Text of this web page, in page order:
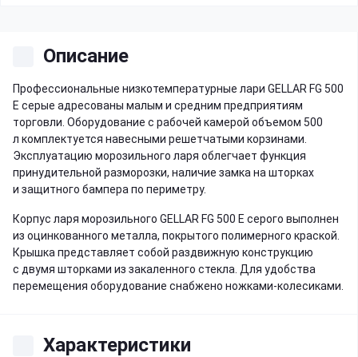
Описание
Профессиональные низкотемпературные лари GELLAR FG 500
E серые адресованы малым и средним предприятиям
торговли. Оборудование с рабочей камерой объемом 500
л комплектуется навесными решетчатыми корзинами.
Эксплуатацию морозильного ларя облегчает функция
принудительной разморозки, наличие замка на шторках
и защитного бампера по периметру.
Корпус ларя морозильного GELLAR FG 500 E серого выполнен
из оцинкованного металла, покрытого полимерного краской.
Крышка представляет собой раздвижную конструкцию
с двумя шторками из закаленного стекла. Для удобства
перемещения оборудование снабжено ножками-колесиками.
Характеристики